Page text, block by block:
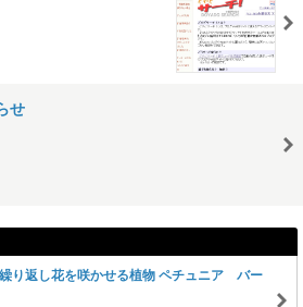
せ
り返し花を咲かせる植物 ペチュニア バー